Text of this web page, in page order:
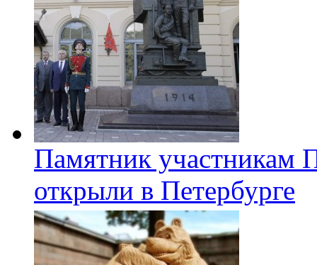
Памятник участникам
открыли в Петербурге